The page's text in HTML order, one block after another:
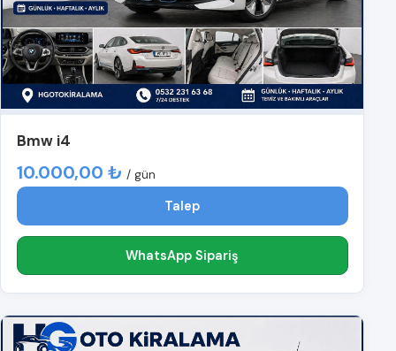
Bmw i4
10.000,00 ₺ / gün
Talep
WhatsApp Sipariş